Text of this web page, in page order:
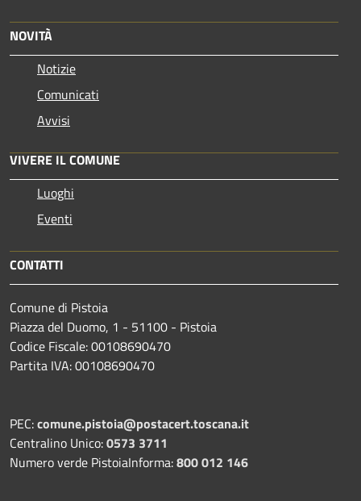
NOVITÀ
Notizie
Comunicati
Avvisi
VIVERE IL COMUNE
Luoghi
Eventi
CONTATTI
Comune di Pistoia
Piazza del Duomo, 1 - 51100 - Pistoia
Codice Fiscale: 00108690470
Partita IVA: 00108690470
PEC:comune.pistoia@postacert.toscana.it
Centralino Unico:0573 3711
Numero verde PistoiaInforma:800 012 146